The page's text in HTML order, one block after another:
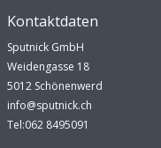
Kontaktdaten
Sputnick GmbH
Weidengasse 18
5012 Schönenwerd
info@sputnick.ch
Tel:062 8495091